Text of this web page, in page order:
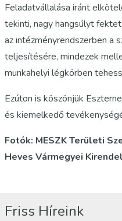
Feladatvállalása iránt
tekinti, nagy hangsúlyt
az intézményrendszerben a
teljesítésére, mindezek
munkahelyi légkörben
Ezúton is köszönjük
és kiemelkedő
Fotók: MESZK Területi
Heves Vármegyei
Friss Híreink